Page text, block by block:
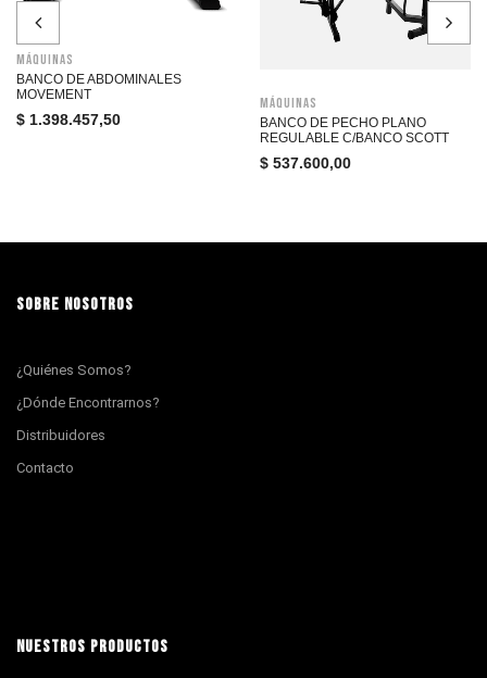
Máquinas
BANCO DE ABDOMINALES
MOVEMENT
$ 1.398.457,50
Máquinas
BANCO DE PECHO PLANO
REGULABLE C/BANCO SCOTT
$ 537.600,00
SOBRE NOSOTROS
¿Quiénes Somos?
¿Dónde Encontrarnos?
Distribuidores
Contacto
NUESTROS PRODUCTOS